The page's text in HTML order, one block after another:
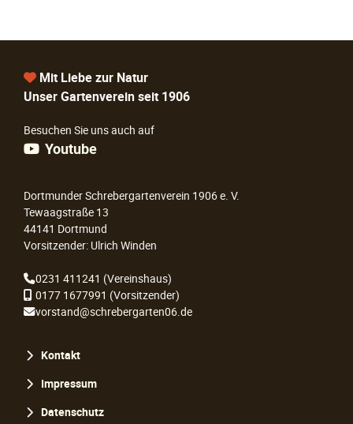
Mit Liebe zur Natur
Unser Gartenverein seit 1906
Besuchen Sie uns auch auf
Youtube
Dortmunder Schrebergartenverein 1906 e. V.
Tewaagstraße 13
44141 Dortmund
Vorsitzender: Ulrich Winden
0231 411241 (Vereinshaus)
0177 1677991 (Vorsitzender)
vorstand@schrebergarten06.de
überspringen
Kontakt
Impressum
Datenschutz